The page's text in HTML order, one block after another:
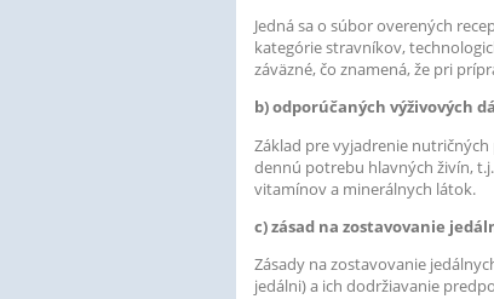
Jedná sa o súbor overených
kategórie stravníkov,
záväzné, čo znamená, že pri
b) odporúčaných výživových
Základ pre vyjadrenie
dennú potrebu hlavných živín,
vitamínov a minerálnych látok.
c) zásad na zostavovanie
Zásady na zostavovanie
jedálni) a ich dodržiavanie